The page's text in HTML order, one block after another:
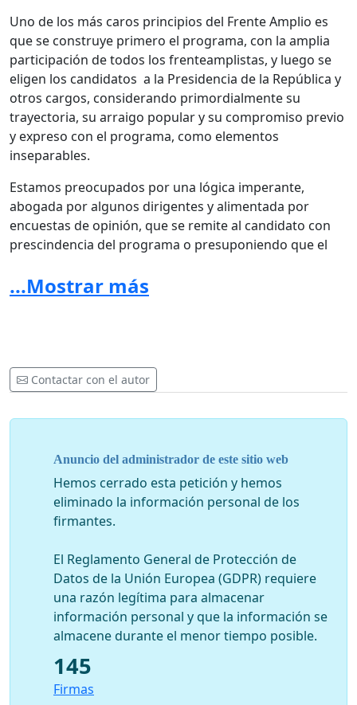
Uno de los más caros principios del Frente Amplio es
que se construye primero el programa, con la amplia
participación de todos los frenteamplistas, y luego se
eligen los candidatos a la Presidencia de la República y
otros cargos, considerando primordialmente su
trayectoria, su arraigo popular y su compromiso previo
y expreso con el programa, como elementos
inseparables.
Estamos preocupados por una lógica imperante,
abogada por algunos dirigentes y alimentada por
encuestas de opinión, que se remite al candidato con
prescindencia del programa o presuponiendo que el
estamos por algunas versiones que indican que el
programa debe ser muy genérico, o que lo que
Algunos de los que firmamos esta declaración
pensamos que es a partir de esta construcción
programática y no de una danza de candidaturas que
podremos llegar a elaborar las mejores propuestas
para propender, como quería Artigas, a la pública
Mayo 2013
...Mostrar más
Contactar con el autor
Anuncio del administrador de este sitio web
Hemos cerrado esta petición y hemos
eliminado la información personal de los
firmantes.
El Reglamento General de Protección de
Datos de la Unión Europea (GDPR) requiere
una razón legítima para almacenar
información personal y que la información se
almacene durante el menor tiempo posible.
145
Firmas